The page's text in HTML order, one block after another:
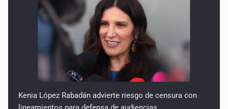
Kenia López Rabadán advierte riesgo de censura con